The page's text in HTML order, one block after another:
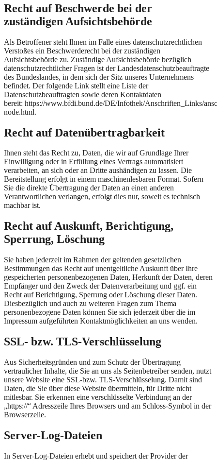
Recht auf Beschwerde bei der
zuständigen Aufsichtsbehörde
Als Betroffener steht Ihnen im Falle eines datenschutzrechtlichen
Verstoßes ein Beschwerderecht bei der zuständigen
Aufsichtsbehörde zu. Zuständige Aufsichtsbehörde bezüglich
datenschutzrechtlicher Fragen ist der Landesdatenschutzbeauftragte
des Bundeslandes, in dem sich der Sitz unseres Unternehmens
befindet. Der folgende Link stellt eine Liste der
Datenschutzbeauftragten sowie deren Kontaktdaten
bereit: https://www.bfdi.bund.de/DE/Infothek/Anschriften_Links/
node.html.
Recht auf Datenübertragbarkeit
Ihnen steht das Recht zu, Daten, die wir auf Grundlage Ihrer
Einwilligung oder in Erfüllung eines Vertrags automatisiert
verarbeiten, an sich oder an Dritte aushändigen zu lassen. Die
Bereitstellung erfolgt in einem maschinenlesbaren Format. Sofern
Sie die direkte Übertragung der Daten an einen anderen
Verantwortlichen verlangen, erfolgt dies nur, soweit es technisch
machbar ist.
Recht auf Auskunft, Berichtigung,
Sperrung, Löschung
Sie haben jederzeit im Rahmen der geltenden gesetzlichen
Bestimmungen das Recht auf unentgeltliche Auskunft über Ihre
gespeicherten personenbezogenen Daten, Herkunft der Daten, deren
Empfänger und den Zweck der Datenverarbeitung und ggf. ein
Recht auf Berichtigung, Sperrung oder Löschung dieser Daten.
Diesbezüglich und auch zu weiteren Fragen zum Thema
personenbezogene Daten können Sie sich jederzeit über die im
Impressum aufgeführten Kontaktmöglichkeiten an uns wenden.
SSL- bzw. TLS-Verschlüsselung
Aus Sicherheitsgründen und zum Schutz der Übertragung
vertraulicher Inhalte, die Sie an uns als Seitenbetreiber senden, nutzt
unsere Website eine SSL-bzw. TLS-Verschlüsselung. Damit sind
Daten, die Sie über diese Website übermitteln, für Dritte nicht
mitlesbar. Sie erkennen eine verschlüsselte Verbindung an der
„https://“ Adresszeile Ihres Browsers und am Schloss-Symbol in der
Browserzeile.
Server-Log-Dateien
In Server-Log-Dateien erhebt und speichert der Provider der